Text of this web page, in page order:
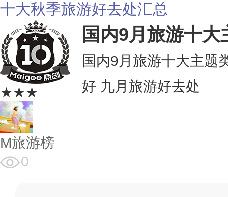
十大秋季旅游好去处汇总
★★★
国内9月旅游十大
国内9月旅游十大主题
好 九月旅游好去处
M旅游榜
0